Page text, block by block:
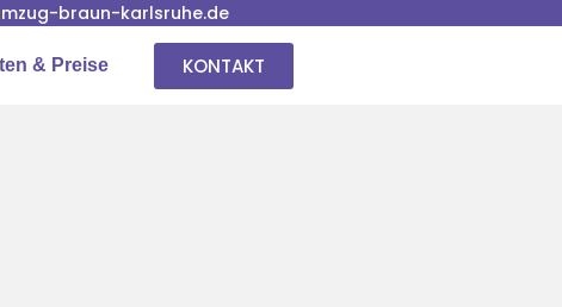
braun-karlsruhe.de
& Preise KONTAKT